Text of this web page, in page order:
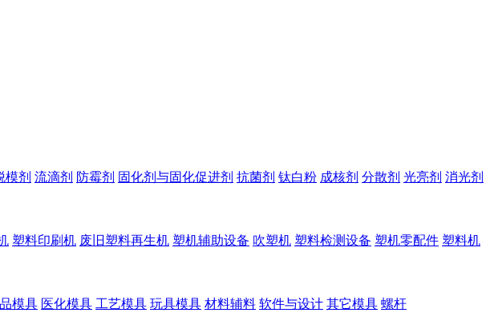
模剂 流滴剂 防霉剂 固化剂与固化促进剂 抗菌剂 钛白粉 成核剂 分散剂 光亮剂 消光剂
塑料印刷机 废旧塑料再生机 塑机辅助设备 吹塑机 塑料检测设备 塑机零配件 塑料机
模具 医化模具 工艺模具 玩具模具 材料辅料 软件与设计 其它模具 螺杆